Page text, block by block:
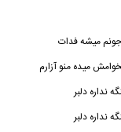
جونم میشه فدات
میده منو آزارم
نداره دلبر
نداره دلبر